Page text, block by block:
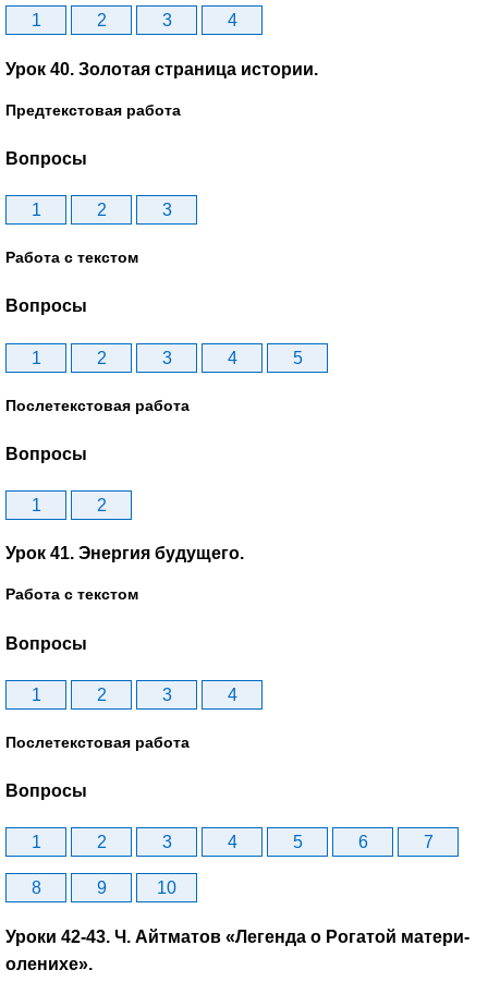
1 2 3 4
Урок 40. Золотая страница истории.
Предтекстовая работа
Вопросы
1 2 3
Работа с текстом
Вопросы
1 2 3 4 5
Послетекстовая работа
Вопросы
1 2
Урок 41. Энергия будущего.
Работа с текстом
Вопросы
1 2 3 4
Послетекстовая работа
Вопросы
1 2 3 4 5 6 7
8 9 10
Уроки 42-43. Ч. Айтматов «Легенда о Рогатой матери-
оленихе».